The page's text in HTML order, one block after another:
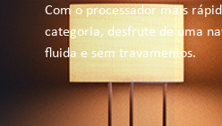
Com o processador mais
categoria, desfrute de uma
fluida e sem travamentos.